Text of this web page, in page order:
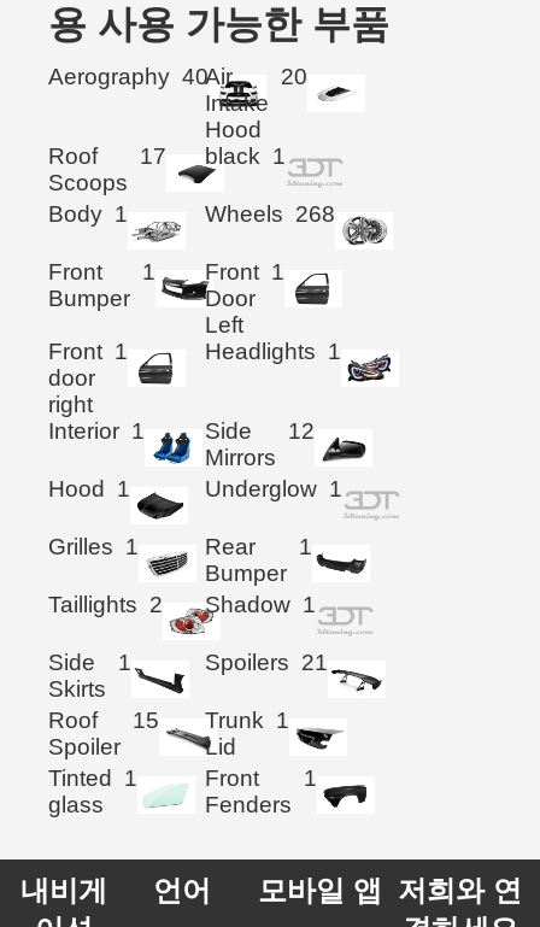
용 사용 가능한 부품
Aerography 40Air
Intake
Hood
20
Roof
Scoops
17 black 1
Body 1 Wheels 268
Front
Bumper
1
Front
Door
Left
1
Front
door
right
1 Headlights 1
Interior 1
Side
Mirrors
12
Hood 1 Underglow 1
Grilles 1
Rear
Bumper
1
Taillights 2 Shadow 1
Side
Skirts
1 Spoilers 21
Roof
Spoiler
15
Trunk
Lid
1
Tinted
glass
1
Front
Fenders
1
내비게
언어 모바일 앱 저희와 연